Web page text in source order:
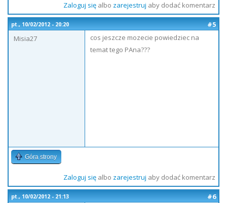
Zaloguj sięalbo zarejestruj aby dodać komentarz
pt., 10/02/2012 - 20:20
#5
Misia27
cos jeszcze mozecie powiedziec na
temat tego PAna???
Góra strony
Zaloguj sięalbo zarejestruj aby dodać komentarz
pt., 10/02/2012 - 21:13
#6